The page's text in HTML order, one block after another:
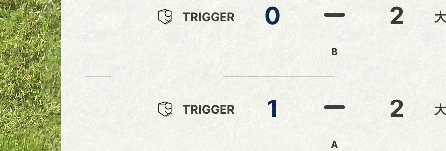
TRIGGER 0 2
B
TRIGGER 1 2
A